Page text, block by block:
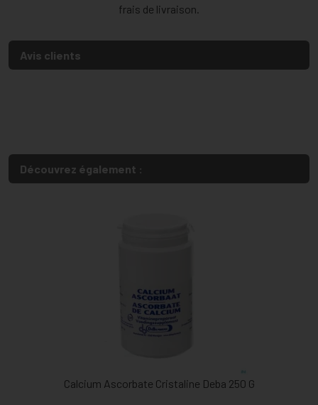
frais de livraison.
Avis clients
Découvrez également :
Calcium Ascorbate Cristaline Deba 250 G